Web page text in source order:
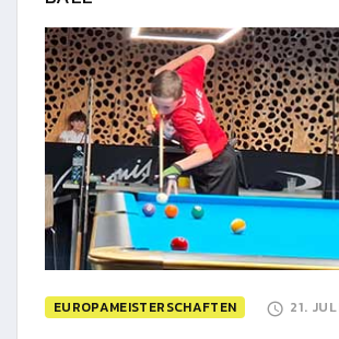
EUROPAMEISTERSCHAFTEN 21.